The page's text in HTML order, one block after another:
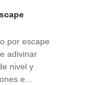
por escape
adivinar
nivel y
e...